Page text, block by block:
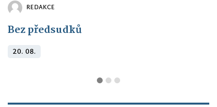
REDAKCE
Bez předsudků
20. 08.